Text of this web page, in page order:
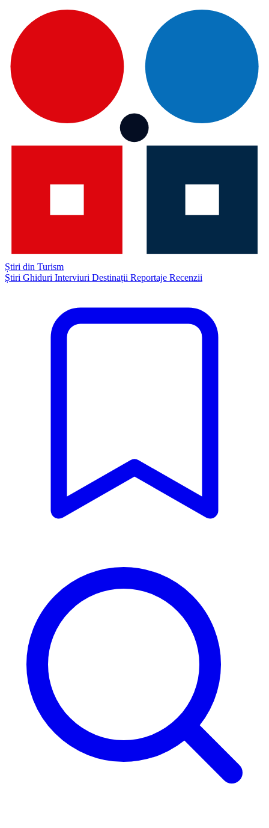
Știri din Turism
Știri Ghiduri Interviuri Destinații Reportaje Recenzii